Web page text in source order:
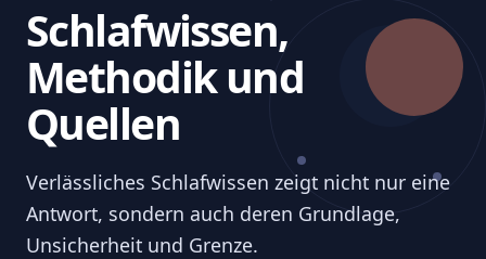
Schlafwissen,
Methodik und
Quellen
Verlässliches Schlafwissen zeigt nicht nur eine
Antwort, sondern auch deren Grundlage,
Unsicherheit und Grenze.